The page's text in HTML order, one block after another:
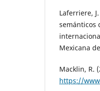
Laferriere,
semánticos
Mexicana
Macklin, R.
https://